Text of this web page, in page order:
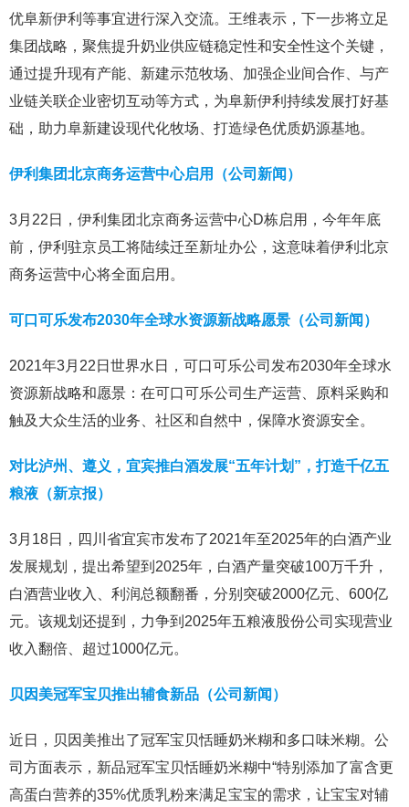
优阜新伊利等事宜进行深入交流。王维表示，下一步将立足
集团战略，聚焦提升奶业供应链稳定性和安全性这个关键，
通过提升现有产能、新建示范牧场、加强企业间合作、与产
业链关联企业密切互动等方式，为阜新伊利持续发展打好基
础，助力阜新建设现代化牧场、打造绿色优质奶源基地。
伊利集团北京商务运营中心启用（公司新闻）
3月22日，伊利集团北京商务运营中心D栋启用，今年年底
前，伊利驻京员工将陆续迁至新址办公，这意味着伊利北京
商务运营中心将全面启用。
可口可乐发布2030年全球水资源新战略愿景（公司新闻）
2021年3月22日世界水日，可口可乐公司发布2030年全球水
资源新战略和愿景：在可口可乐公司生产运营、原料采购和
触及大众生活的业务、社区和自然中，保障水资源安全。
对比泸州、遵义，宜宾推白酒发展“五年计划”，打造千亿五
粮液（新京报）
3月18日，四川省宜宾市发布了2021年至2025年的白酒产业
发展规划，提出希望到2025年，白酒产量突破100万千升，
白酒营业收入、利润总额翻番，分别突破2000亿元、600亿
元。该规划还提到，力争到2025年五粮液股份公司实现营业
收入翻倍、超过1000亿元。
贝因美冠军宝贝推出辅食新品（公司新闻）
近日，贝因美推出了冠军宝贝恬睡奶米糊和多口味米糊。公
司方面表示，新品冠军宝贝恬睡奶米糊中“特别添加了富含更
高蛋白营养的35%优质乳粉来满足宝宝的需求，让宝宝对辅